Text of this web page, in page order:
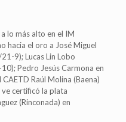
lo más alto en el IM
hacia el oro a José Miguel
9); Lucas Lin Lobo
Pedro Jesús Carmona en
Raúl Molina (Baena)
certificó la plata
(Rinconada) en